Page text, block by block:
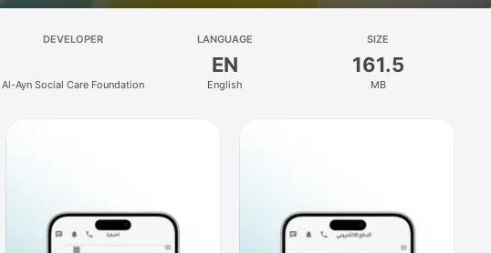
DEVELOPER
Al-Ayn Social Care Foundation
LANGUAGE
EN
English
SIZE
161.5
MB